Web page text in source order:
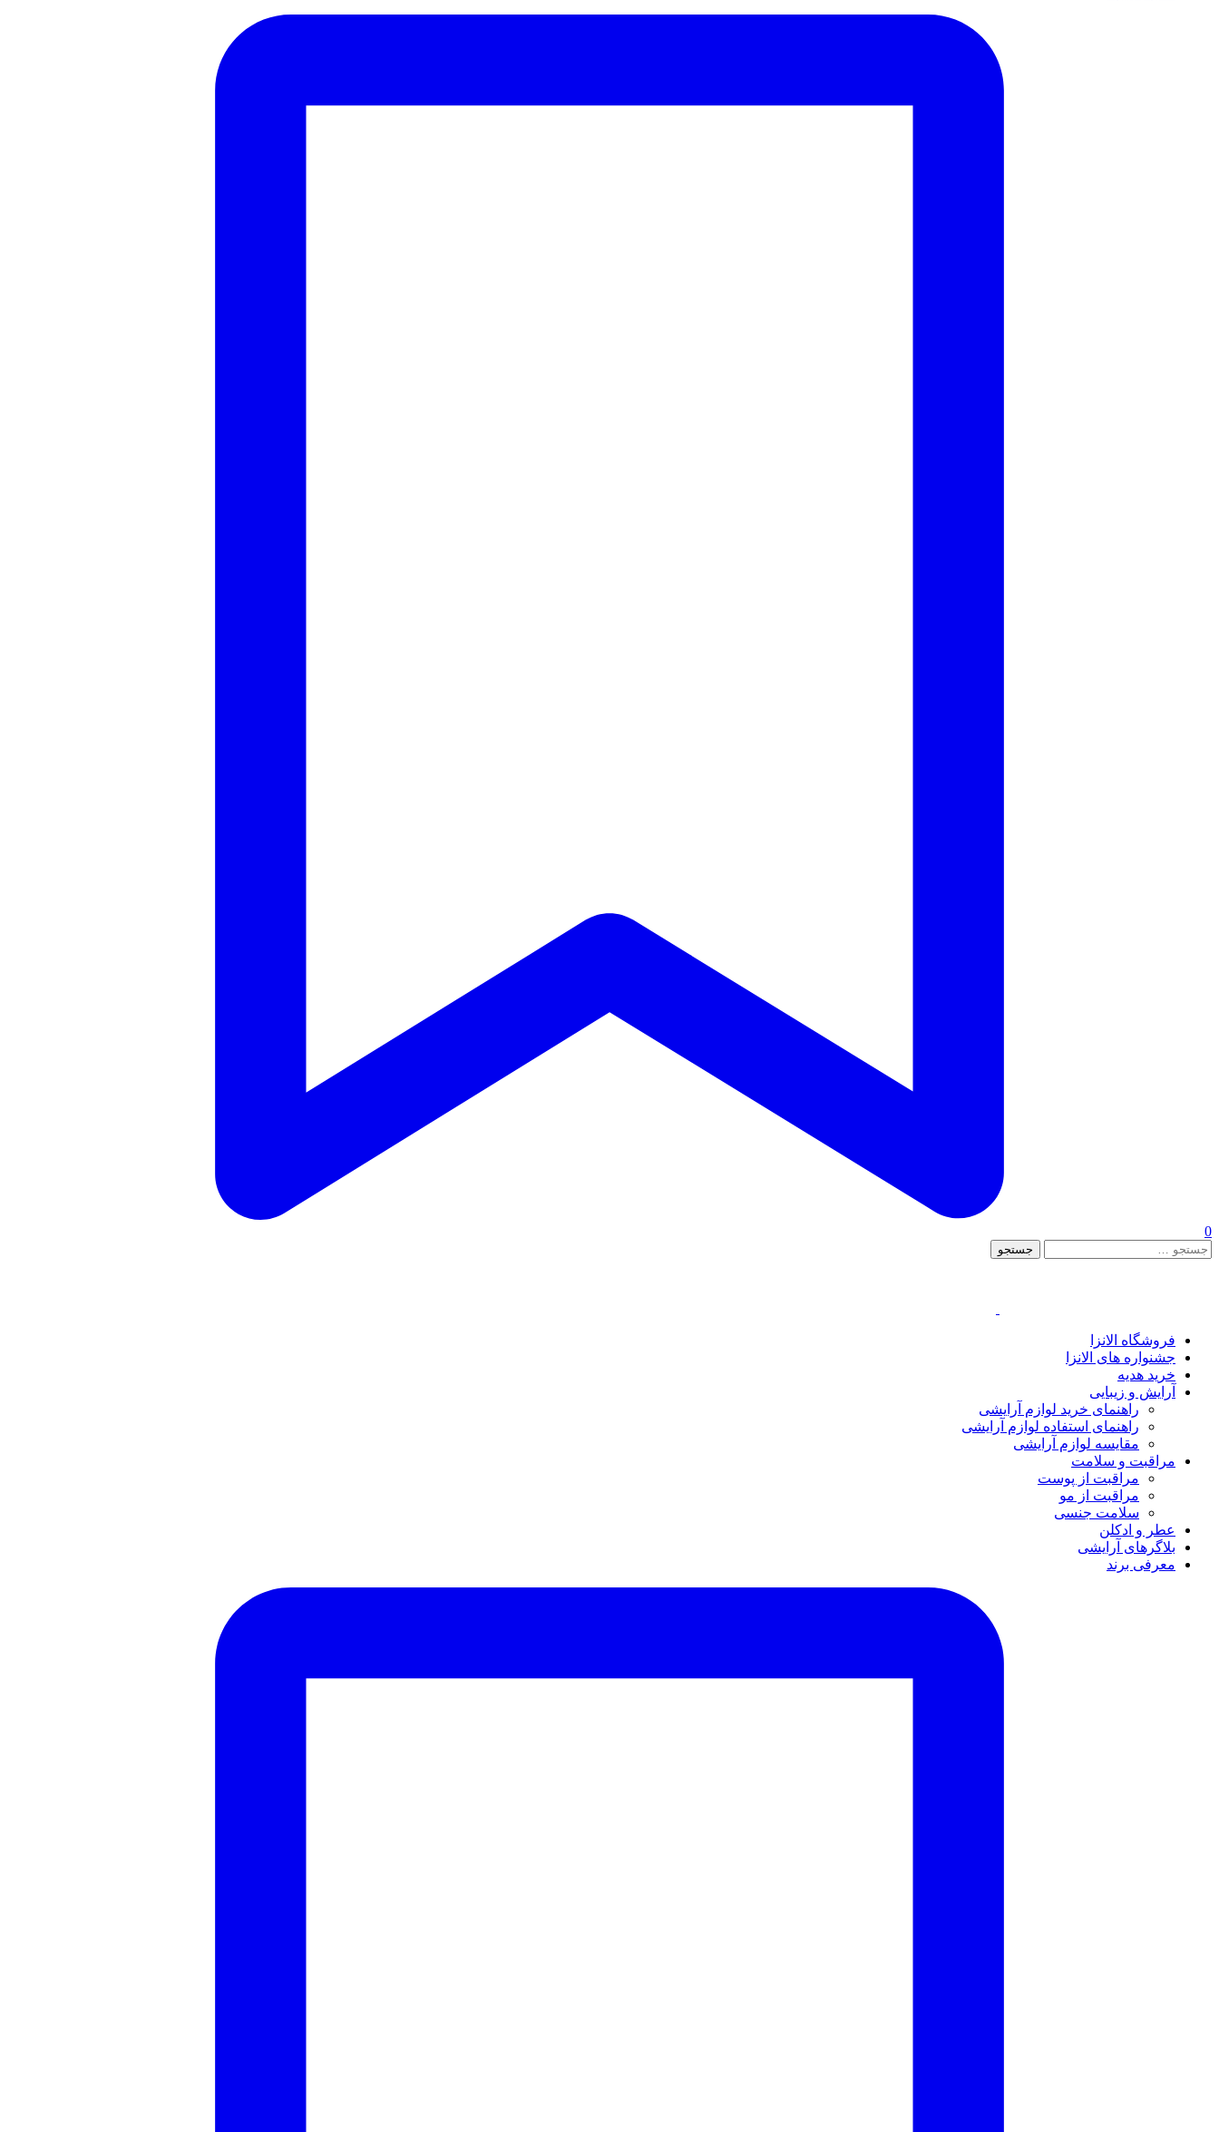
0
جستجو
فروشگاه الانزا
جشنواره های الانزا
خرید هدیه
آرایش و زیبایی
راهنمای خرید لوازم آرایشی
راهنمای استفاده لوازم آرایشی
مقایسه لوازم آرایشی
مراقبت و سلامت
مراقبت از پوست
مراقبت از مو
سلامت جنسی
عطر و ادکلن
بلاگرهای آرایشی
معرفی برند